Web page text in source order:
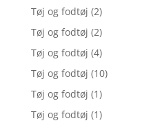
Tøj og fodtøj (2)
Tøj og fodtøj (2)
Tøj og fodtøj (4)
Tøj og fodtøj (10)
Tøj og fodtøj (1)
Tøj og fodtøj (1)